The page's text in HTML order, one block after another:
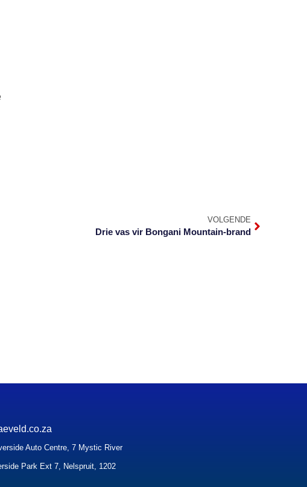
VOLGENDE
Drie vas vir Bongani Mountain-brand
Auto Centre, 7 Mystic River
Park Ext 7, Nelspruit, 1202